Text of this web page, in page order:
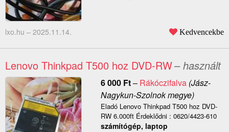
lxo.hu – 2025.11.14. Kedvencekbe
Lenovo Thinkpad T500 hoz DVD-RW– használt
6 000 Ft– Rákóczifalva(Jász-
Nagykun-Szolnok megye)
Eladó Lenovo Thinkpad T500 hoz DVD-
RW 6.000ft Érdeklődni : 0620/4423-610
számítógép, laptop